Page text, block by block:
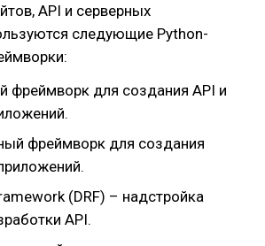
API и серверных
следующие Python-
фреймворк для создания API и
фреймворк для создания
(DRF) – надстройка
API.